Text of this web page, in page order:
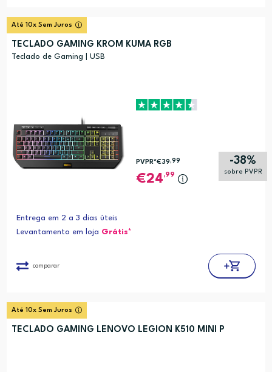
Até 10x Sem Juros
TECLADO GAMING KROM KUMA RGB
Teclado de Gaming | USB
-38%
sobre PVPR
PVPR*€39,99
24,99
Entrega em 2 a 3 dias úteis
Levantamento em loja Grátis*
comparar
Até 10x Sem Juros
TECLADO GAMING LENOVO LEGION K510 MINI P